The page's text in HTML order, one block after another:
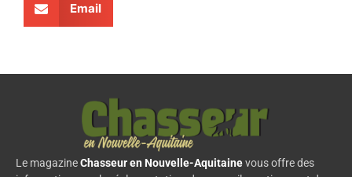
Email
Le magazineChasseur en Nouvelle-Aquitainevous offre des